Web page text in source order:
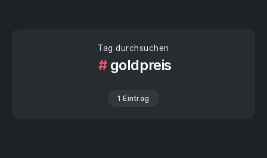
Tag durchsuchen
goldpreis
1 Eintrag